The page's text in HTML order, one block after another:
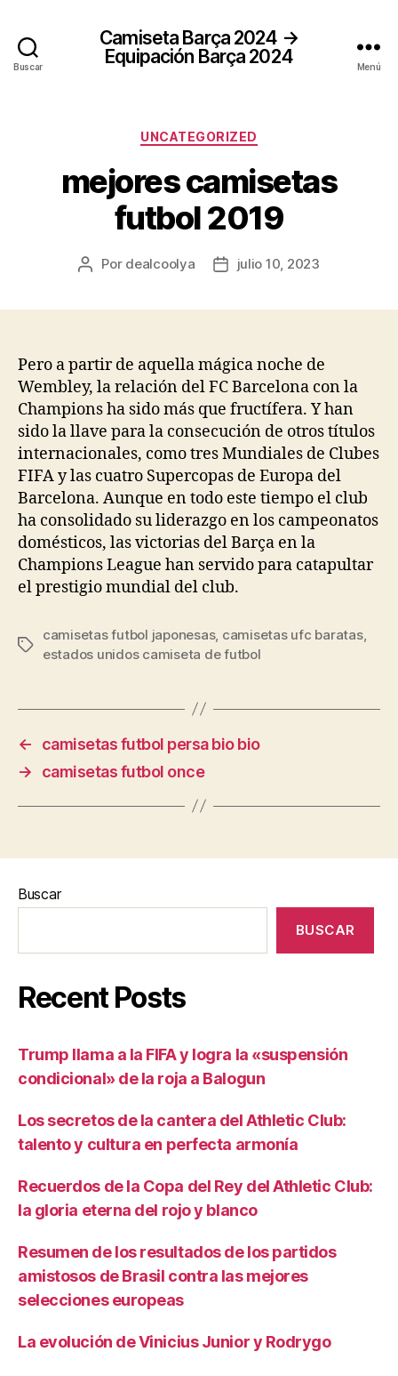
Buscar
Camiseta Barça 2024 →
Equipación Barça 2024
Menú
Categorías
UNCATEGORIZED
mejores camisetas
futbol 2019
Autor
Por dealcoolya
Fechajulio 10, 2023
Pero a partir de aquella mágica noche de
Wembley, la relación del FC Barcelona con la
Champions ha sido más que fructífera. Y han
sido la llave para la consecución de otros títulos
internacionales, como tres Mundiales de Clubes
FIFA y las cuatro Supercopas de Europa del
Barcelona. Aunque en todo este tiempo el club
ha consolidado su liderazgo en los campeonatos
domésticos, las victorias del Barça en la
Champions League han servido para catapultar
el prestigio mundial del club.
Etiquetas
camisetas futbol japonesas, camisetas ufc baratas,
estados unidos camiseta de futbol
←
camisetas futbol persa bio bio
→
camisetas futbol once
Buscar
BUSCAR
Recent Posts
Trump llama a la FIFA y logra la «suspensión
condicional» de la roja a Balogun
Los secretos de la cantera del Athletic Club:
talento y cultura en perfecta armonía
Recuerdos de la Copa del Rey del Athletic Club:
la gloria eterna del rojo y blanco
Resumen de los resultados de los partidos
amistosos de Brasil contra las mejores
selecciones europeas
La evolución de Vinicius Junior y Rodrygo